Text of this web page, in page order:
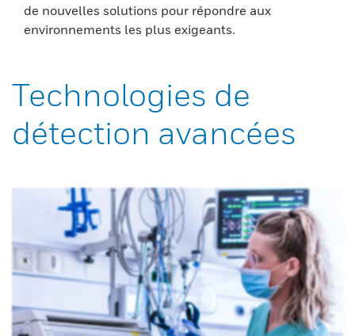
de nouvelles solutions pour répondre aux
environnements les plus exigeants.
Technologies de
détection avancées